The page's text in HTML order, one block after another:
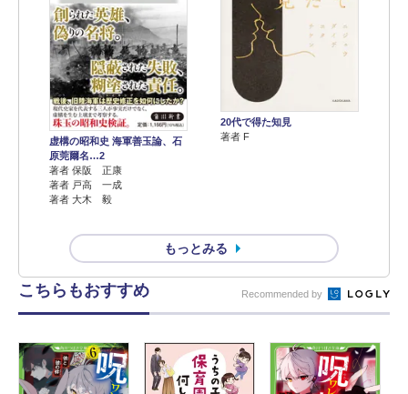
虚構の昭和史 海軍善玉論、石
原莞爾名…2
著者 保阪 正康
著者 戸高 一成
著者 大木 毅
20代で得た知見
著者 F
もっとみる
こちらもおすすめ Recommended by